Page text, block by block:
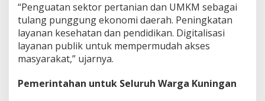
“Penguatan sektor pertanian dan UMKM sebagai
tulang punggung ekonomi daerah. Peningkatan
layanan kesehatan dan pendidikan. Digitalisasi
layanan publik untuk mempermudah akses
masyarakat,” ujarnya.
Pemerintahan untuk Seluruh Warga Kuningan